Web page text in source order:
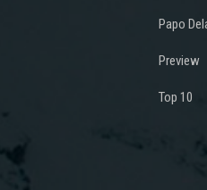
Papo
Preview
Top 10